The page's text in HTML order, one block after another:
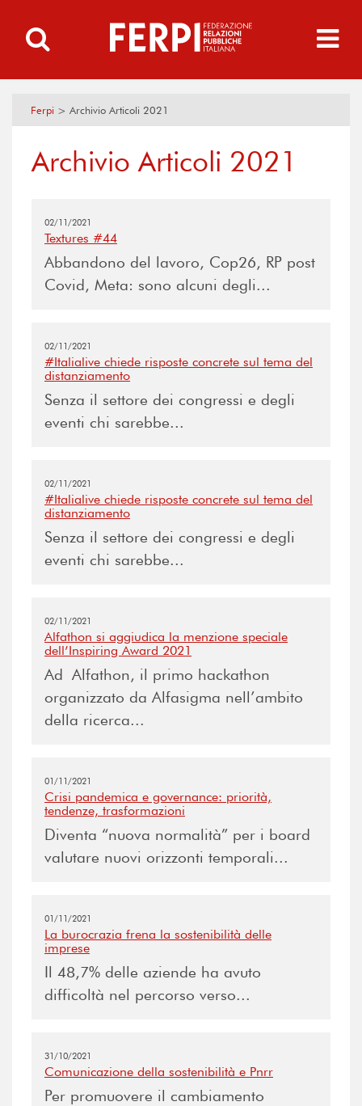
Ferpi > Archivio Articoli 2021
Archivio Articoli 2021
02/11/2021
Textures #44
Abbandono del lavoro, Cop26, RP post
Covid, Meta: sono alcuni degli...
02/11/2021
#Italialive chiede risposte concrete sul tema del
distanziamento
Senza il settore dei congressi e degli
eventi chi sarebbe...
02/11/2021
#Italialive chiede risposte concrete sul tema del
distanziamento
Senza il settore dei congressi e degli
eventi chi sarebbe...
02/11/2021
Alfathon si aggiudica la menzione speciale
dell’Inspiring Award 2021
Ad Alfathon, il primo hackathon
organizzato da Alfasigma nell’ambito
della ricerca...
01/11/2021
Crisi pandemica e governance: priorità,
tendenze, trasformazioni
Diventa “nuova normalità” per i board
valutare nuovi orizzonti temporali...
01/11/2021
La burocrazia frena la sostenibilità delle
imprese
Il 48,7% delle aziende ha avuto
difficoltà nel percorso verso...
31/10/2021
Comunicazione della sostenibilità e Pnrr
Per promuovere il cambiamento